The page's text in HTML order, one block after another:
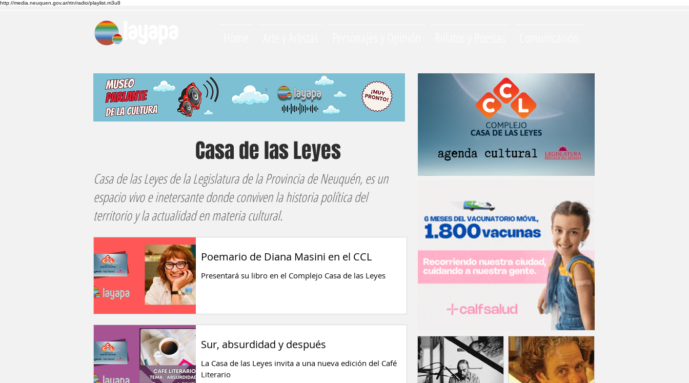
http://media.neuquen.gov.ar/rtn/radio/playlist.m3u8
Casa de las Leyes
Poemario de Diana Masini en el CCL
Presentará su libro en el Complejo Casa de las Leyes
Sur, absurdidad y después
La Casa de las Leyes invita a una nueva edición del Café
Literario
Casa de las Leyes de la Legislatura de la Provincia de Neuquén, es un
espacio vivo e inetersante donde conviven la historia política del
territorio y la actualidad en materia cultural.